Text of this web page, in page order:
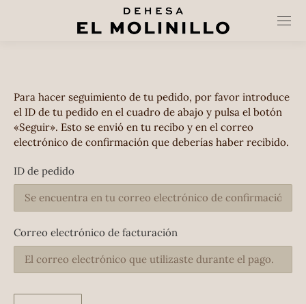
Para hacer seguimiento de tu pedido, por favor introduce
el ID de tu pedido en el cuadro de abajo y pulsa el botón
«Seguir». Esto se envió en tu recibo y en el correo
electrónico de confirmación que deberías haber recibido.
ID de pedido
Correo electrónico de facturación